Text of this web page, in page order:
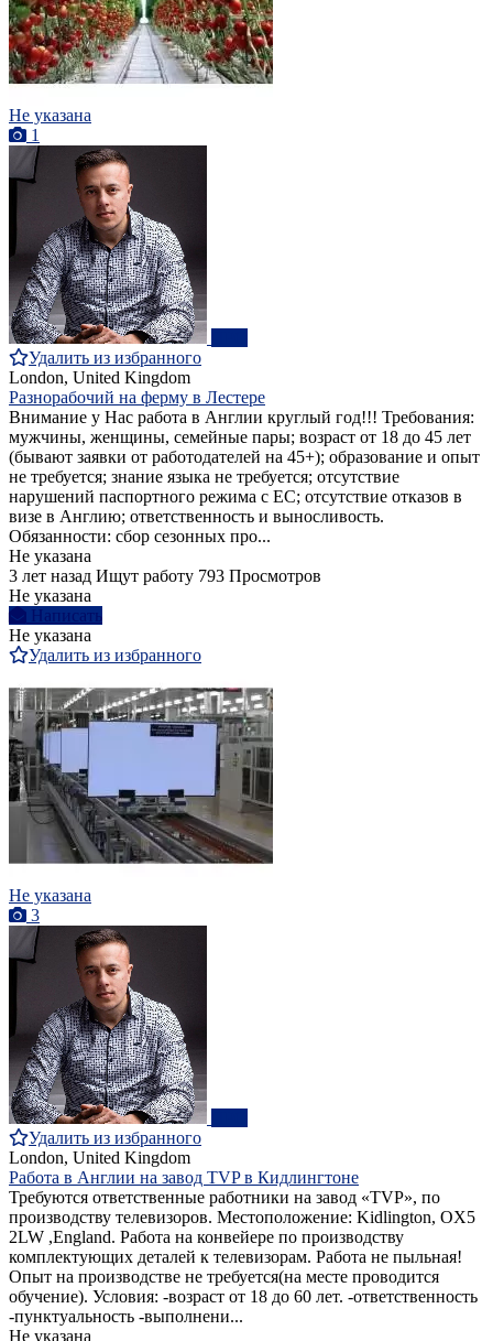
Не указана
1
Удалить из избранного
London, United Kingdom
Разнорабочий на ферму в Лестере
Внимание у Нас работа в Англии круглый год!!! Требования:
мужчины, женщины, семейные пары; возраст от 18 до 45 лет
(бывают заявки от работодателей на 45+); образование и опыт
не требуется; знание языка не требуется; отсутствие
нарушений паспортного режима с ЕС; отсутствие отказов в
визе в Англию; ответственность и выносливость.
Обязанности: сбор сезонных про...
Не указана
3 лет назад Ищут работу 793 Просмотров
Не указана
Написать
Не указана
Удалить из избранного
Не указана
3
Удалить из избранного
London, United Kingdom
Работа в Англии на завод ТVP в Кидлингтоне
Требуются ответственные работники на завод «TVP», по
производству телевизоров. Местоположение: Kidlington, OX5
2LW ,England. Работа на конвейере по производству
комплектующих деталей к телевизорам. Работа не пыльная!
Опыт на производстве не требуется(на месте проводится
обучение). Условия: -возраст от 18 до 60 лет. -ответственность
-пунктуальность -выполнени...
Не указана